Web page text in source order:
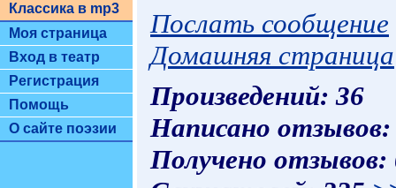
Классика в mp3
Моя страница
Вход в театр
Регистрация
Помощь
О сайте поэзии
Послать сообщение
Домашняя страница
Произведений: 36
Написано
Получено